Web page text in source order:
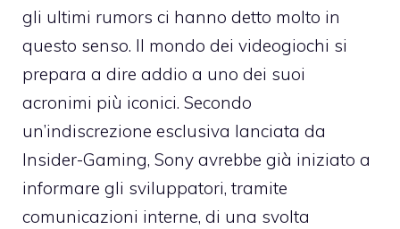
gli ultimi rumors ci hanno detto molto in
questo senso. Il mondo dei videogiochi si
prepara a dire addio a uno dei suoi
acronimi più iconici. Secondo
un’indiscrezione esclusiva lanciata da
Insider-Gaming, Sony avrebbe già iniziato a
informare gli sviluppatori, tramite
comunicazioni interne, di una svolta